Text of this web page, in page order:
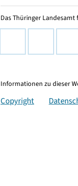
Das Thüringer
Informationen zu dieser
Copyright